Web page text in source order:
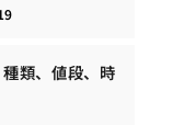
類、値段、時